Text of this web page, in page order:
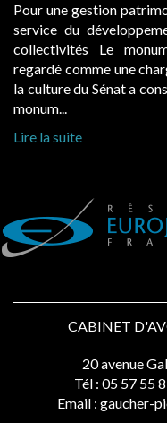
une gestion patrimoniale
du développement
Le monument
comme une charge.
du Sénat a
suite
CABINET
20 avenue
Tél : 05 57 55
Email : gaucher-